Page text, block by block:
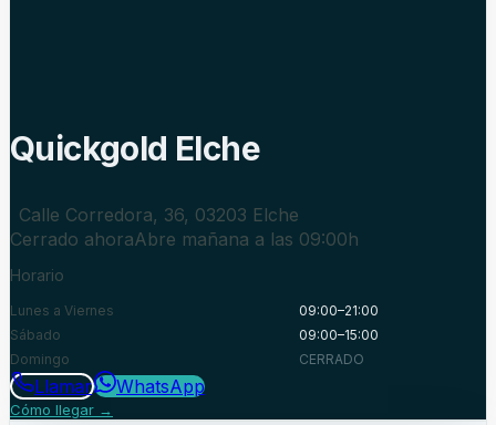
Quickgold Elche
Calle Corredora, 36, 03203 Elche
Cerrado ahoraAbre mañana a las 09:00h
Horario
Lunes a Viernes
09:00–21:00
Sábado
09:00–15:00
Domingo
CERRADO
Llamar WhatsApp
Cómo llegar →